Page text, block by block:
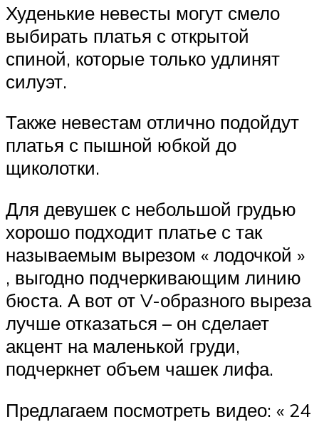
Худенькие невесты могут смело
выбирать платья с открытой
спиной, которые только удлинят
силуэт.
Также невестам отлично подойдут
платья с пышной юбкой до
щиколотки.
Для девушек с небольшой грудью
хорошо подходит платье с так
называемым вырезом « лодочкой »
, выгодно подчеркивающим линию
бюста. А вот от V-образного выреза
лучше отказаться – он сделает
акцент на маленькой груди,
подчеркнет объем чашек лифа.
Предлагаем посмотреть видео: « 24